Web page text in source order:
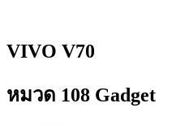
VIVO V70
หมวด 108 Gadget